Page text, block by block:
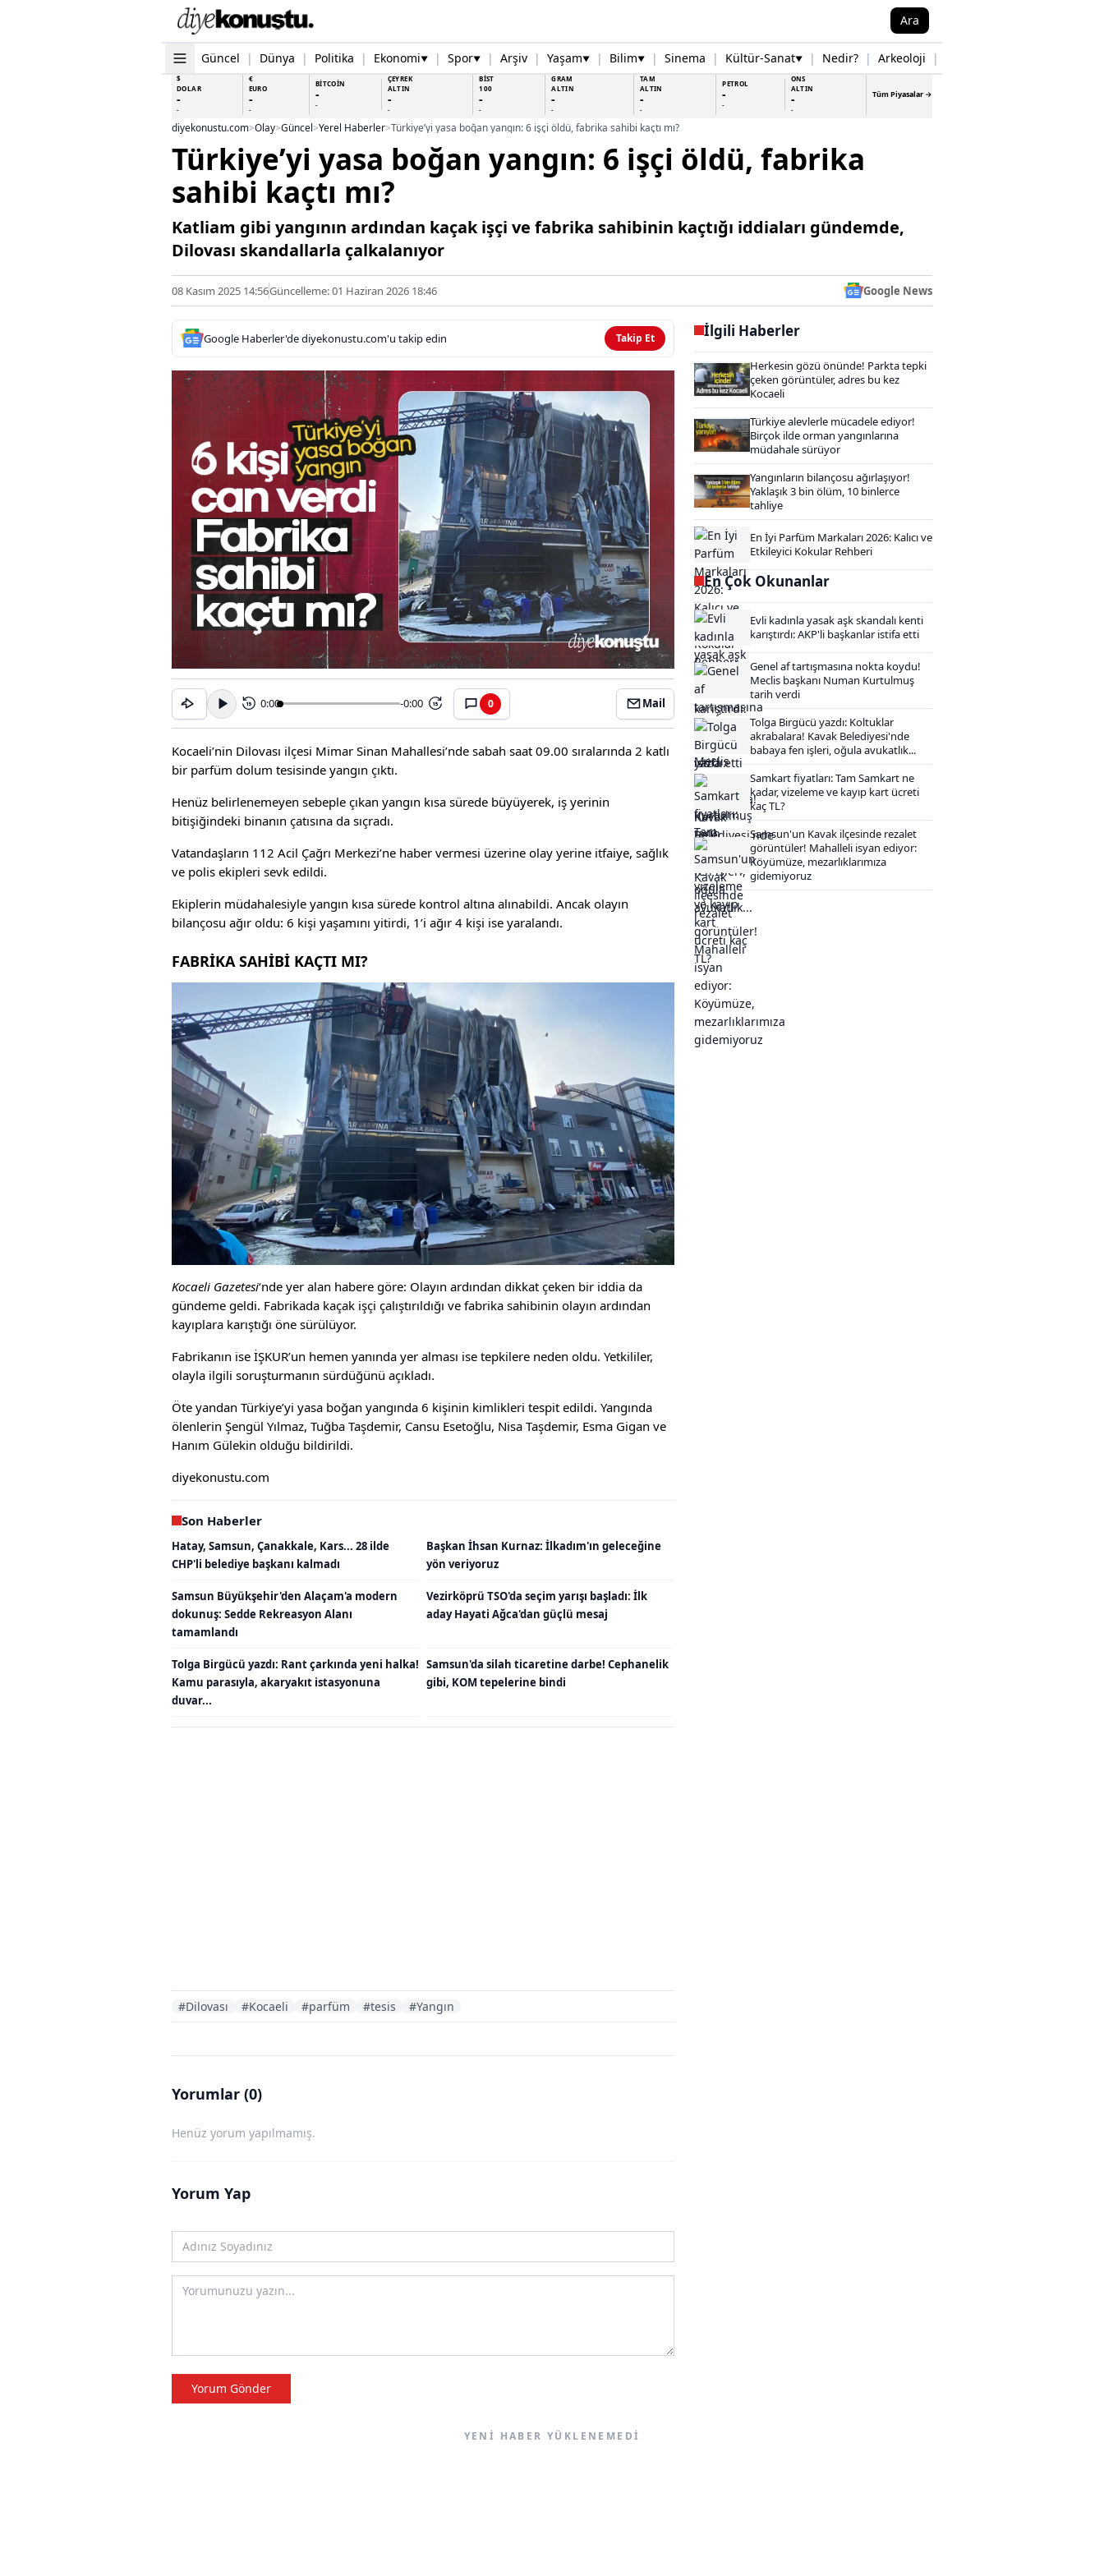
Ara
Güncel | Dünya | Politika | Ekonomi▼ | Spor▼ | Arşiv | Yaşam▼ | Bilim▼ | Sinema | Kültür-Sanat▼ | Nedir? | Arkeoloji |
$
DOLAR
-
-
€
EURO
-
-
BİTCOİN
-
-
ÇEYREK
ALTIN
-
-
BİST
100
-
-
GRAM
ALTIN
-
-
TAM
ALTIN
-
-
PETROL
-
-
ONS
ALTIN
-
-
Tüm Piyasalar →
diyekonustu.com>Olay>Güncel>Yerel Haberler>Türkiye’yi yasa boğan yangın: 6 işçi öldü, fabrika sahibi kaçtı mı?
Türkiye’yi yasa boğan yangın: 6 işçi öldü, fabrika
sahibi kaçtı mı?
Katliam gibi yangının ardından kaçak işçi ve fabrika sahibinin kaçtığı iddiaları gündemde,
Dilovası skandallarla çalkalanıyor
08 Kasım 2025 14:56Güncelleme: 01 Haziran 2026 18:46 Google News
Google Haberler'de diyekonustu.com'u takip edin Takip Et
15 0:00 -0:00 15 0 Mail
Kocaeli’nin Dilovası ilçesi Mimar Sinan Mahallesi’nde sabah saat 09.00 sıralarında 2 katlı
bir parfüm dolum tesisinde yangın çıktı.
Henüz belirlenemeyen sebeple çıkan yangın kısa sürede büyüyerek, iş yerinin
bitişiğindeki binanın çatısına da sıçradı.
Vatandaşların 112 Acil Çağrı Merkezi’ne haber vermesi üzerine olay yerine itfaiye, sağlık
ve polis ekipleri sevk edildi.
Ekiplerin müdahalesiyle yangın kısa sürede kontrol altına alınabildi. Ancak olayın
bilançosu ağır oldu: 6 kişi yaşamını yitirdi, 1’i ağır 4 kişi ise yaralandı.
FABRİKA SAHİBİ KAÇTI MI?
Kocaeli Gazetesi‘nde yer alan habere göre: Olayın ardından dikkat çeken bir iddia da
gündeme geldi. Fabrikada kaçak işçi çalıştırıldığı ve fabrika sahibinin olayın ardından
kayıplara karıştığı öne sürülüyor.
Fabrikanın ise İŞKUR’un hemen yanında yer alması ise tepkilere neden oldu. Yetkililer,
olayla ilgili soruşturmanın sürdüğünü açıkladı.
Öte yandan Türkiye’yi yasa boğan yangında 6 kişinin kimlikleri tespit edildi. Yangında
ölenlerin Şengül Yılmaz, Tuğba Taşdemir, Cansu Esetoğlu, Nisa Taşdemir, Esma Gigan ve
Hanım Gülekin olduğu bildirildi.
diyekonustu.com
Son Haberler
Hatay, Samsun, Çanakkale, Kars... 28 ilde
CHP'li belediye başkanı kalmadı
Başkan İhsan Kurnaz: İlkadım'ın geleceğine
yön veriyoruz
Samsun Büyükşehir'den Alaçam'a modern
dokunuş: Sedde Rekreasyon Alanı
tamamlandı
Vezirköprü TSO'da seçim yarışı başladı: İlk
aday Hayati Ağca'dan güçlü mesaj
Tolga Birgücü yazdı: Rant çarkında yeni halka!
Kamu parasıyla, akaryakıt istasyonuna
duvar...
Samsun'da silah ticaretine darbe! Cephanelik
gibi, KOM tepelerine bindi
#Dilovası #Kocaeli #parfüm #tesis #Yangın
Yorumlar (0)
Henüz yorum yapılmamış.
Yorum Yap
Yorum Gönder
İlgili Haberler
Herkesin gözü önünde! Parkta tepki
çeken görüntüler, adres bu kez
Kocaeli
Türkiye alevlerle mücadele ediyor!
Birçok ilde orman yangınlarına
müdahale sürüyor
Yangınların bilançosu ağırlaşıyor!
Yaklaşık 3 bin ölüm, 10 binlerce
tahliye
En İyi Parfüm Markaları 2026: Kalıcı ve
Etkileyici Kokular Rehberi
En Çok Okunanlar
Evli kadınla yasak aşk skandalı kenti
karıştırdı: AKP'li başkanlar istifa etti
Genel af tartışmasına nokta koydu!
Meclis başkanı Numan Kurtulmuş
tarih verdi
Tolga Birgücü yazdı: Koltuklar
akrabalara! Kavak Belediyesi'nde
babaya fen işleri, oğula avukatlık...
Samkart fiyatları: Tam Samkart ne
kadar, vizeleme ve kayıp kart ücreti
kaç TL?
Samsun'un Kavak ilçesinde rezalet
görüntüler! Mahalleli isyan ediyor:
Köyümüze, mezarlıklarımıza
gidemiyoruz
YENI HABER YÜKLENEMEDI